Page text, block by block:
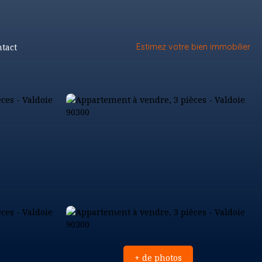
Estimez votre bien immobilier
+ de photos